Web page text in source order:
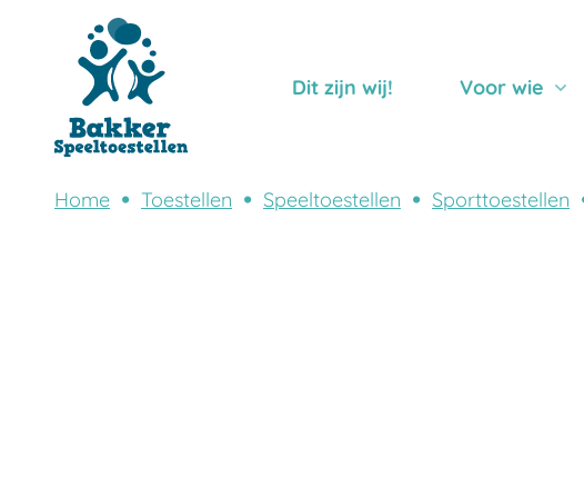
Dit zijn wij! Voor wie
Home Toestellen Speeltoestellen Sporttoestellen